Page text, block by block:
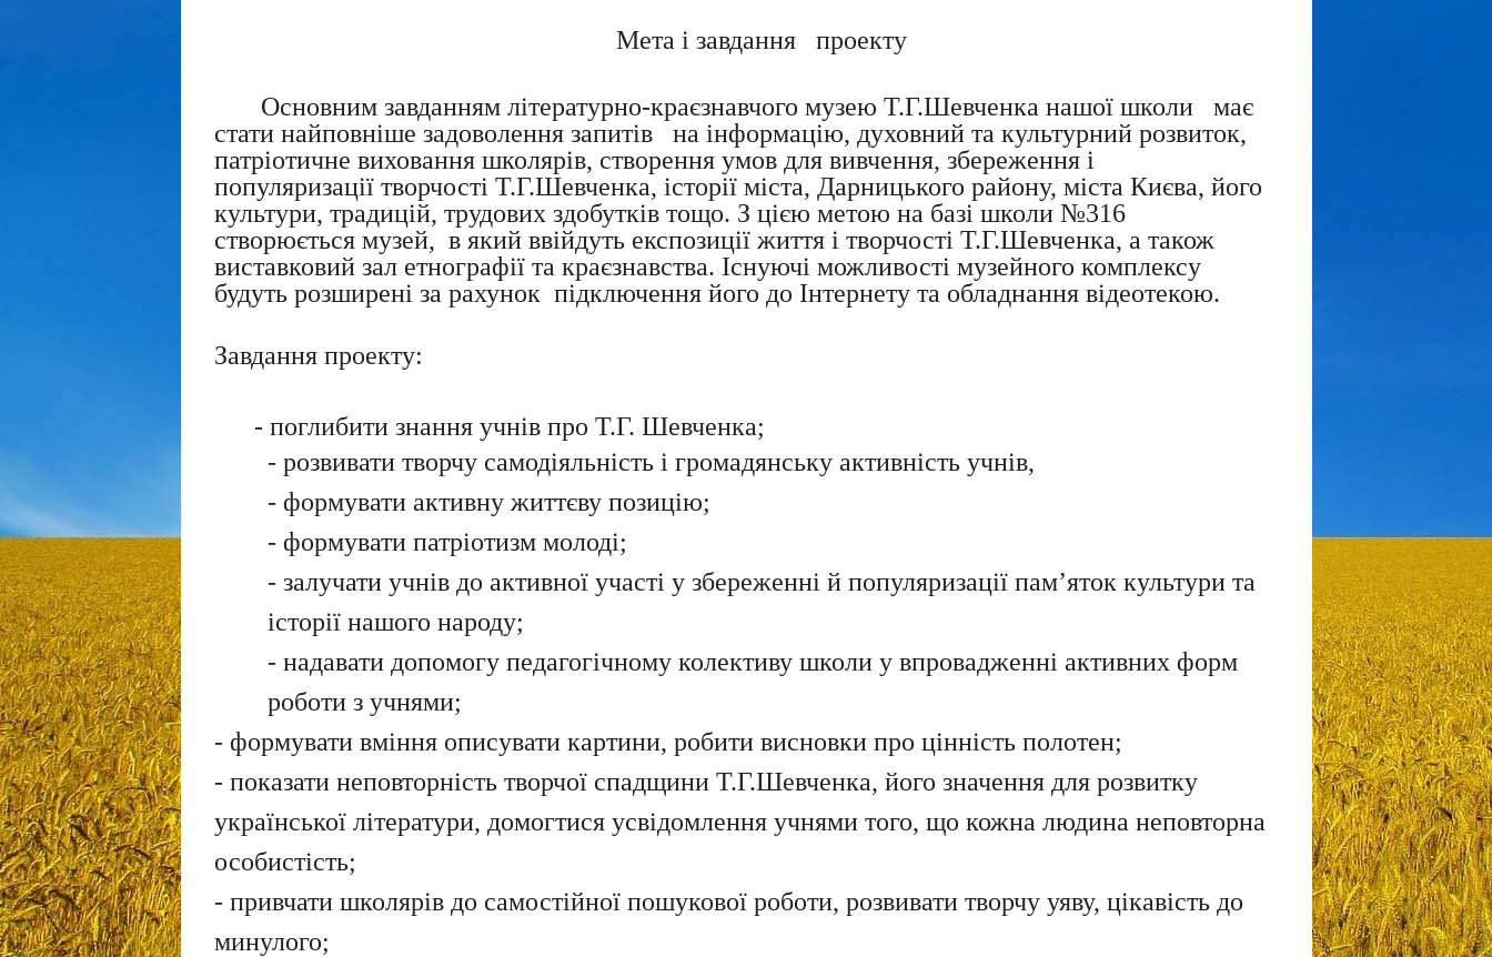
Мета і завдання проекту
Основним завданням літературно-краєзнавчого музею Т.Г.Шевченка нашої школи має
стати найповніше задоволення запитів на інформацію, духовний та культурний розвиток,
патріотичне виховання школярів, створення умов для вивчення, збереження і
популяризації творчості Т.Г.Шевченка, історії міста, Дарницького району, міста Києва, його
культури, традицій, трудових здобутків тощо. З цією метою на базі школи №316
створюється музей, в який ввійдуть експозиції життя і творчості Т.Г.Шевченка, а також
виставковий зал етнографії та краєзнавства. Існуючі можливості музейного комплексу
будуть розширені за рахунок підключення його до Інтернету та обладнання відеотекою.
Завдання проекту:
- поглибити знання учнів про Т.Г. Шевченка;
- розвивати творчу самодіяльність і громадянську активність учнів,
- формувати активну життєву позицію;
- формувати патріотизм молоді;
- залучати учнів до активної участі у збереженні й популяризації пам’яток культури та
історії нашого народу;
- надавати допомогу педагогічному колективу школи у впровадженні активних форм
роботи з учнями;
- формувати вміння описувати картини, робити висновки про цінність полотен;
- показати неповторність творчої спадщини Т.Г.Шевченка, його значення для розвитку
української літератури, домогтися усвідомлення учнями того, що кожна людина неповторна
особистість;
- привчати школярів до самостійної пошукової роботи, розвивати творчу уяву, цікавість до
минулого;